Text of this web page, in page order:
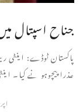
جناح اسپتال
پاکستان ٹوڈے: اینٹی
عذرا پیچوہو نے کیا۔